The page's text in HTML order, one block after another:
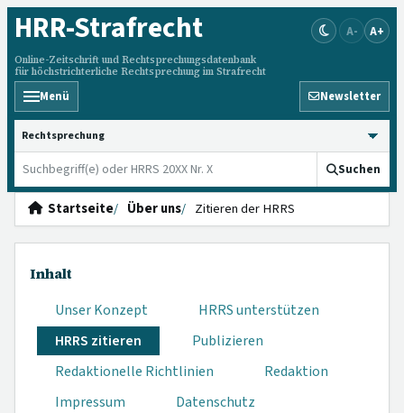
HRR-Strafrecht
Online-Zeitschrift und Rechtsprechungsdatenbank
für höchstrichterliche Rechtsprechung im Strafrecht
A- A+
Menü Newsletter
HRRS durchsuchen
Suchen
Startseite Über uns Zitieren der HRRS
Inhalt
Unser Konzept
HRRS unterstützen
HRRS zitieren
Publizieren
Redaktionelle Richtlinien
Redaktion
Impressum
Datenschutz